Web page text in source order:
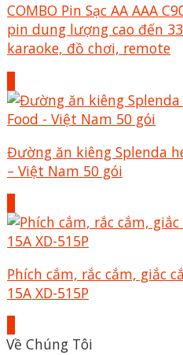
COMBO Pin Sạc AA AAA
pin dung lượng cao đến
karaoke, đồ chơi, remote
Đường ăn kiêng Splenda
– Việt Nam 50 gói
Phích cắm, rắc cắm, giắc
15A XD-515P
Về Chúng Tôi